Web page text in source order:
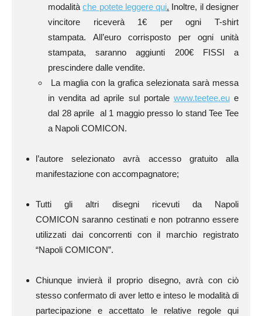
modalitàche potete leggere qui. Inoltre, il designer
vincitore riceverà 1€ per ogni T-shirt
stampata. All’euro corrisposto per ogni unità
stampata, saranno aggiunti 200€ FISSI a
prescindere dalle vendite.
La maglia con la grafica selezionata sarà messa
in vendita ad aprile sul portale www.teetee.eue
dal 28 aprile al 1 maggio presso lo stand Tee Tee
a Napoli COMICON.
l’autore selezionato avrà accesso gratuito alla
manifestazione con accompagnatore;
Tutti gli altri disegni ricevuti da Napoli
COMICON saranno cestinati e non potranno essere
utilizzati dai concorrenti con il marchio registrato
“Napoli COMICON”.
Chiunque invierà il proprio disegno, avrà con ciò
stesso confermato di aver letto e inteso le modalità di
partecipazione e accettato le relative regole qui